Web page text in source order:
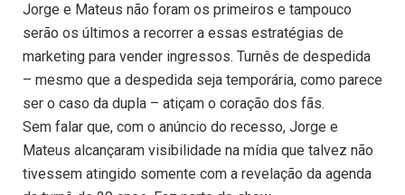
Jorge e Mateus não foram os primeiros e tampouco
serão os últimos a recorrer a essas estratégias de
marketing para vender ingressos. Turnês de despedida
– mesmo que a despedida seja temporária, como parece
ser o caso da dupla – atiçam o coração dos fãs.
Sem falar que, com o anúncio do recesso, Jorge e
Mateus alcançaram visibilidade na mídia que talvez não
tivessem atingido somente com a revelação da agenda